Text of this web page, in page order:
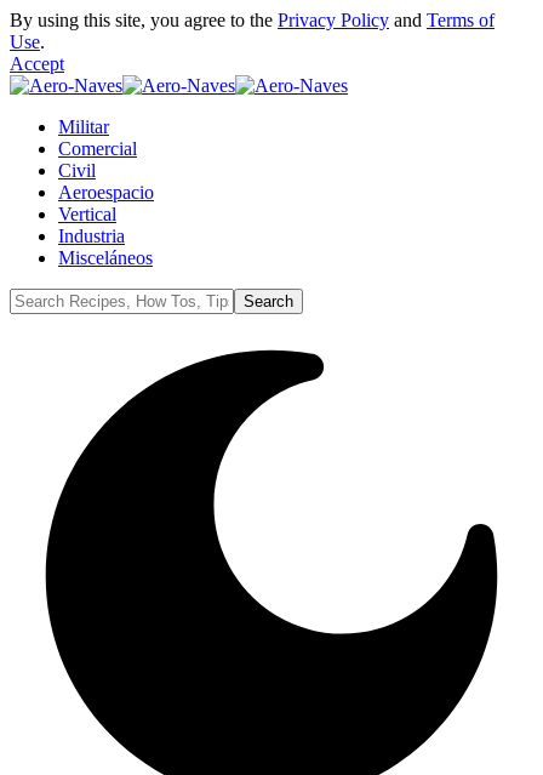
By using this site, you agree to the Privacy Policy and Terms of
Use.
Accept
Militar
Comercial
Civil
Aeroespacio
Vertical
Industria
Misceláneos